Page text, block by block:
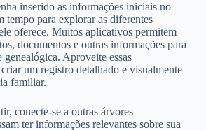
inserido as informações iniciais no
tempo para explorar as diferentes
oferece. Muitos aplicativos permitem
documentos e outras informações para
genealógica. Aproveite essas
um registro detalhado e visualmente
familiar.
conecte-se a outras árvores
ter informações relevantes sobre sua